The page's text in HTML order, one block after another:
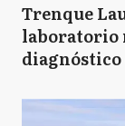
Trenque
laboratorio